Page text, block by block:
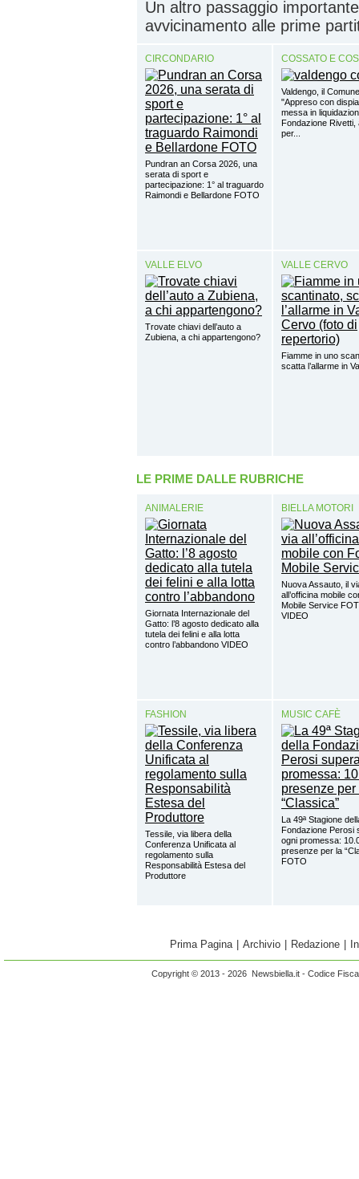
Un altro passaggio
avvicinamento alle prime
CIRCONDARIO
Pundran an Corsa 2026, una
serata di sport e
partecipazione: 1° al traguardo
Raimondi e Bellardone FOTO
COSSATO E
Valdengo, il
"Appreso con
messa in
Fondazione Rivetti,
per...
VALLE ELVO
Trovate chiavi dell’auto a
Zubiena, a chi appartengono?
VALLE CERVO
Fiamme in uno
scatta l’allarme in
LE PRIME DALLE RUBRICHE
ANIMALERIE
Giornata Internazionale del
Gatto: l’8 agosto dedicato alla
tutela dei felini e alla lotta
contro l’abbandono VIDEO
BIELLA MOTORI
Nuova Assauto, il
all’officina mobile
Mobile Service
VIDEO
FASHION
Tessile, via libera della
Conferenza Unificata al
regolamento sulla
Responsabilità Estesa del
Produttore
MUSIC CAFÈ
La 49ª Stagione
Fondazione Perosi
ogni promessa:
presenze per la
FOTO
Prima Pagina | Archivio | Redazione |
Copyright © 2013 - 2026 Newsbiella.it - Codice